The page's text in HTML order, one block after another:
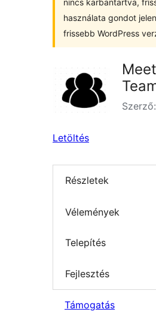
nincs karbantartva,
használata gondot
frissebb WordPress
Szerző:
Letöltés
Részletek
Vélemények
Telepítés
Fejlesztés
Támogatás